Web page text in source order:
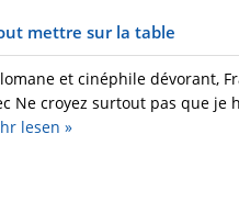
mettre sur la table
et cinéphile dévorant,
Ne croyez surtout pas que je
lesen »